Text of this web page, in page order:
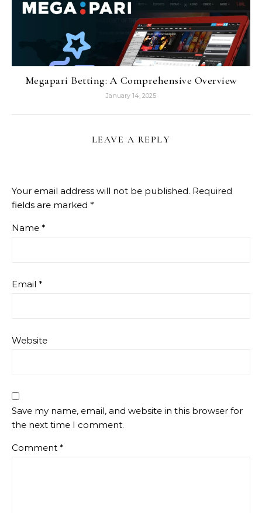
Megapari Betting: A Comprehensive Overview
January 14, 2025
LEAVE A REPLY
Your email address will not be published. Required
fields are marked *
Name *
Email *
Website
Save my name, email, and website in this browser for
the next time I comment.
Comment *